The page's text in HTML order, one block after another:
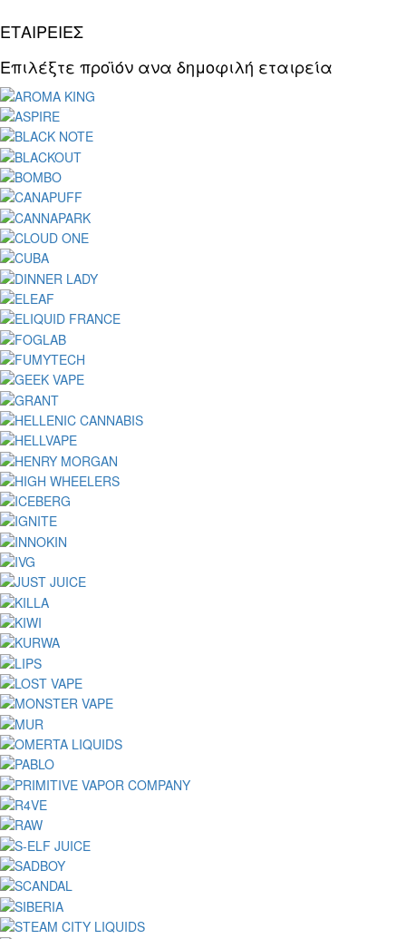
ΕΤΑΙΡΕΙΕΣ
Επιλέξτε προϊόν ανα δημοφιλή εταιρεία